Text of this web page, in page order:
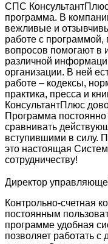
СПС
программа. В
вежливые и
работе с программой,
вопросов помогают в
различной
организации. В ней
работе – кодексы,
практика, пресса и
КонсультантПлюс
Программа
сравнивать
вступившими в силу.
это настоящая
сотрудничеству!
Директор
Контрольно-счетная
постоянным
программе удобная
позволяет работать